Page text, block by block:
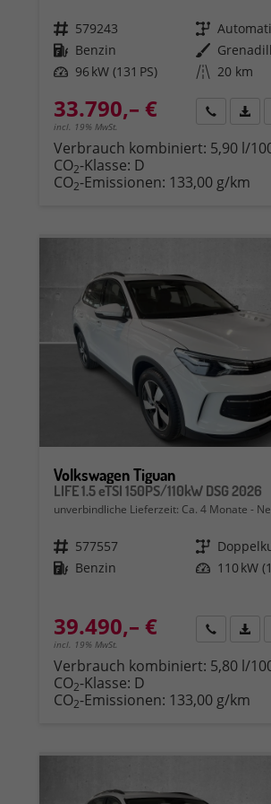
Fahrzeugnr. 579243 Getriebe
Kraftstoff Benzin Außenfarbe
Leistung 96 kW (131 PS) Kilometerstand 20 km
33.790,– €
incl. 19% MwSt.
Rückruf
Verbrauch kombiniert: 5,90 l/
CO2-Klasse: D
CO2-Emissionen: 133,00 g/km
Volkswagen Tiguan
LIFE 1.5 eTSI 150PS/110kW DSG 2026
unverbindliche Lieferzeit: Ca. 4 Monate
Fahrzeugnr. 577557 Getriebe
Kraftstoff Benzin Leistung 110 kW
39.490,– €
incl. 19% MwSt.
Rückruf
Verbrauch kombiniert: 5,80 l/
CO2-Klasse: D
CO2-Emissionen: 133,00 g/km